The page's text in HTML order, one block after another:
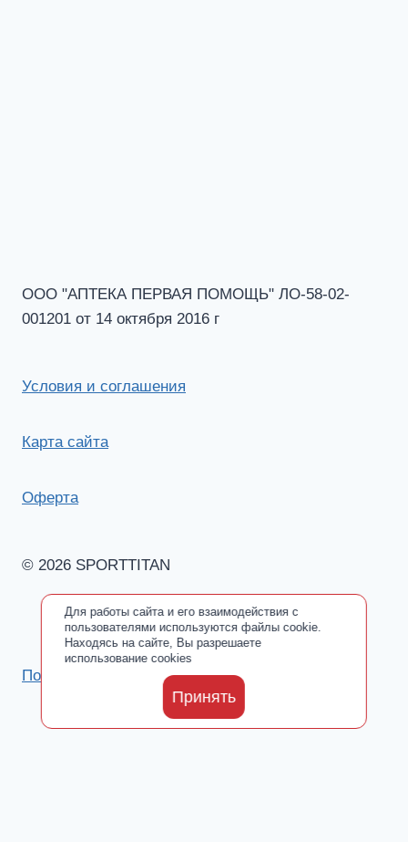
ООО "АПТЕКА ПЕРВАЯ ПОМОЩЬ" ЛО-58-02-
001201 от 14 октября 2016 г
Условия и соглашения
Карта сайта
Оферта
© 2026 SPORTTITAN
Политика обработки персональных данных
Для работы сайта и его взаимодействия с
пользователями используются файлы cookie.
Находясь на сайте, Вы разрешаете
использование cookies
Принять